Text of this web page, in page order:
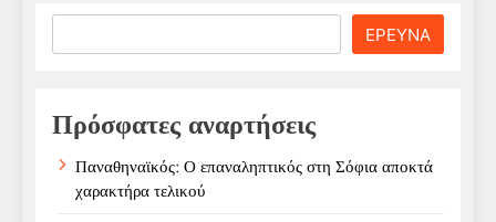
ΕΡΕΥΝΑ
Πρόσφατες αναρτήσεις
Παναθηναϊκός: Ο επαναληπτικός στη Σόφια αποκτά
χαρακτήρα τελικού